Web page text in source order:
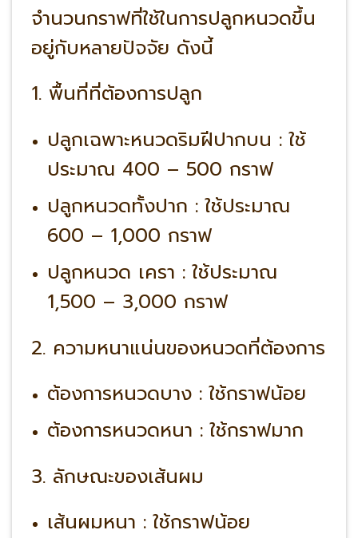
จำนวนกราฟที่ใช้ในการปลูกหนวดขึ้น
อยู่กับหลายปัจจัย ดังนี้
1. พื้นที่ที่ต้องการปลูก
ปลูกเฉพาะหนวดริมฝีปากบน : ใช้
ประมาณ 400 – 500 กราฟ
ปลูกหนวดทั้งปาก : ใช้ประมาณ
600 – 1,000 กราฟ
ปลูกหนวด เครา : ใช้ประมาณ
1,500 – 3,000 กราฟ
2. ความหนาแน่นของหนวดที่ต้องการ
ต้องการหนวดบาง : ใช้กราฟน้อย
ต้องการหนวดหนา : ใช้กราฟมาก
3. ลักษณะของเส้นผม
เส้นผมหนา : ใช้กราฟน้อย